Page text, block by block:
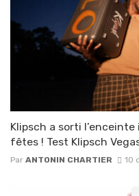
Klipsch a sorti
fêtes ! Test Klipsch
Par ANTONIN CHARTIER 10